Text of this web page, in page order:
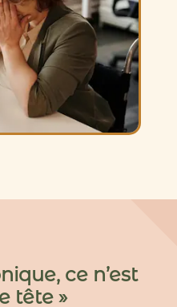
ce n’est
tête »